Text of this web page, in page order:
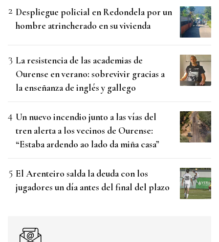
Despliegue policial en Redondela por un
hombre atrincherado en su vivienda
La resistencia de las academias de
Ourense en verano: sobrevivir gracias a
la enseñanza de inglés y gallego
Un nuevo incendio junto a las vías del
tren alerta a los vecinos de Ourense:
“Estaba ardendo ao lado da miña casa”
El Arenteiro salda la deuda con los
jugadores un día antes del final del plazo